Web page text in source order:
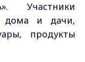
Участники
дома и дачи,
продукты